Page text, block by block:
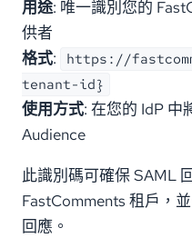
用途: 唯一識別您的
供者
格式:
https://
tenant-id}
使用方式: 在您的 IdP 中
Audience
此識別碼可確保 SAML
FastComments 租戶，
回應。